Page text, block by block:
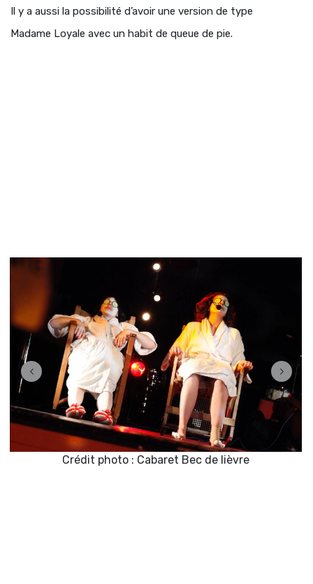
Il y a aussi la possibilité d’avoir une version de type
Madame Loyale avec un habit de queue de pie.
Crédit photo : Cabaret Bec de lièvre